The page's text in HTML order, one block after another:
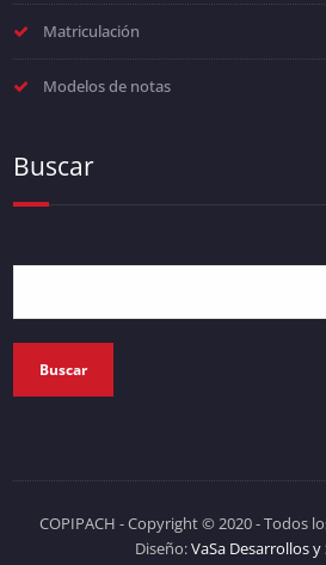
Matriculación
Modelos de notas
Buscar
Buscar
COPIPACH - Copyright © 2020 - Todos
Diseño:VaSa Desarrollos